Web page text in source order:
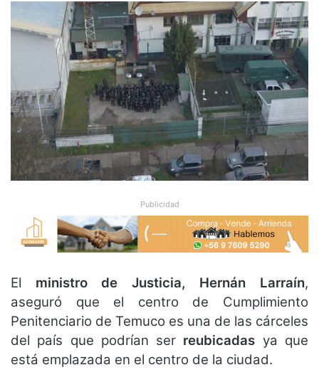
Publicidad
El ministro de Justicia, Hernán Larraín,
aseguró que el centro de Cumplimiento
Penitenciario de Temuco es una de las cárceles
del país que podrían ser reubicadas ya que
está emplazada en el centro de la ciudad.